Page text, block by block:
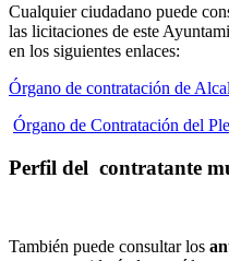
Cualquier ciudadano puede
las licitaciones de este
en los siguientes enlaces:
Órgano de contratación de
Órgano de Contratación del
Perfil del contratante
También puede consultar los